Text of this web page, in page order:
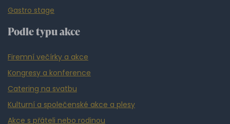
Gastro stage
Podle typu akce
Firemní večírky a akce
Kongresy a konference
Catering na svatbu
Kulturní a společenské akce a plesy
Akce s přáteli nebo rodinou